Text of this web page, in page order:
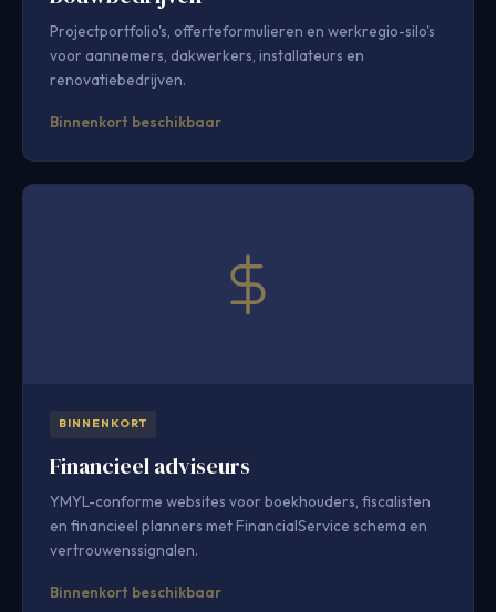
Projectportfolio's, offerteformulieren en werkregio-silo's
voor aannemers, dakwerkers, installateurs en
renovatiebedrijven.
Binnenkort beschikbaar
BINNENKORT
Financieel adviseurs
YMYL-conforme websites voor boekhouders, fiscalisten
en financieel planners met FinancialService schema en
vertrouwenssignalen.
Binnenkort beschikbaar